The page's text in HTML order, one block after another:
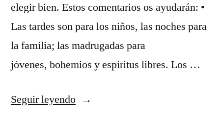
elegir bien. Estos comentarios os ayudarán: •
Las tardes son para los niños, las noches para
la familia; las madrugadas para
jóvenes, bohemios y espíritus libres. Los …
Seguir leyendo«Claves